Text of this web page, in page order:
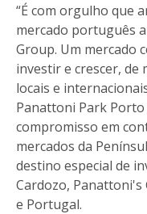
“É com orgulho que
mercado português
Group. Um mercado
investir e crescer, de
locais e
Panattoni Park
compromisso em
mercados da
destino especial de
Cardozo, Panattoni's
e Portugal.